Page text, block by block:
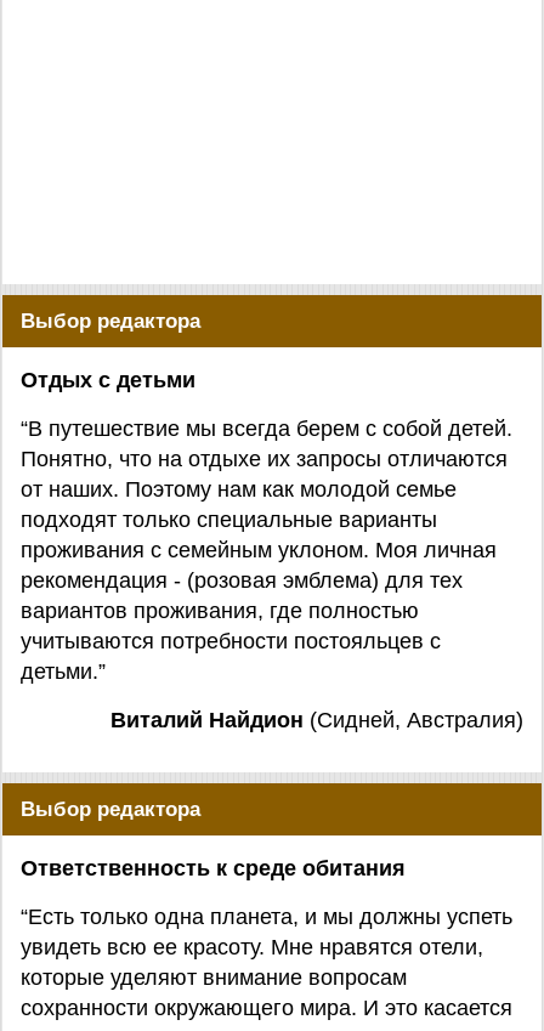
Выбор редактора
Отдых с детьми
“В путешествие мы всегда берем с собой детей.
Понятно, что на отдыхе их запросы отличаются
от наших. Поэтому нам как молодой семье
подходят только специальные варианты
проживания с семейным уклоном. Моя личная
рекомендация - (розовая эмблема) для тех
вариантов проживания, где полностью
учитываются потребности постояльцев с
детьми.”
Виталий Найдион (Сидней, Австралия)
Выбор редактора
Ответственность к среде обитания
“Есть только одна планета, и мы должны успеть
увидеть всю ее красоту. Мне нравятся отели,
которые уделяют внимание вопросам
сохранности окружающего мира. И это касается